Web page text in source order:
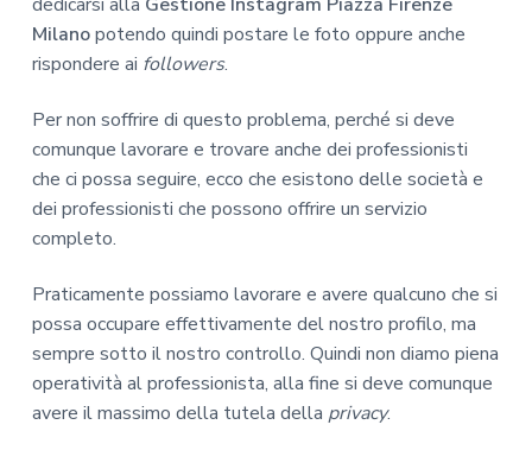
Milanopotendo quindi postare le foto oppure anche
rispondere ai followers.
Per non soffrire di questo problema, perché si deve
comunque lavorare e trovare anche dei professionisti
che ci possa seguire, ecco che esistono delle società e
dei professionisti che possono offrire un servizio
completo.
Praticamente possiamo lavorare e avere qualcuno che si
possa occupare effettivamente del nostro profilo, ma
sempre sotto il nostro controllo. Quindi non diamo piena
operatività al professionista, alla fine si deve comunque
avere il massimo della tutela della privacy.